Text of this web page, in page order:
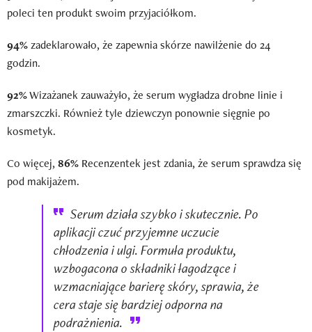
poleci ten produkt swoim przyjaciółkom.
94%zadeklarowało, że zapewnia skórze nawilżenie do 24
godzin.
92%Wizażanek zauważyło, że serum wygładza drobne linie i
zmarszczki. Również tyle dziewczyn ponownie sięgnie po
kosmetyk.
Co więcej,86% Recenzentek jest zdania, że serum sprawdza się
pod makijażem.
Serum działa szybko i skutecznie. Po
aplikacji czuć przyjemne uczucie
chłodzenia i ulgi. Formuła produktu,
wzbogacona o składniki łagodzące i
wzmacniające barierę skóry, sprawia, że
cera staje się bardziej odporna na
podrażnienia.